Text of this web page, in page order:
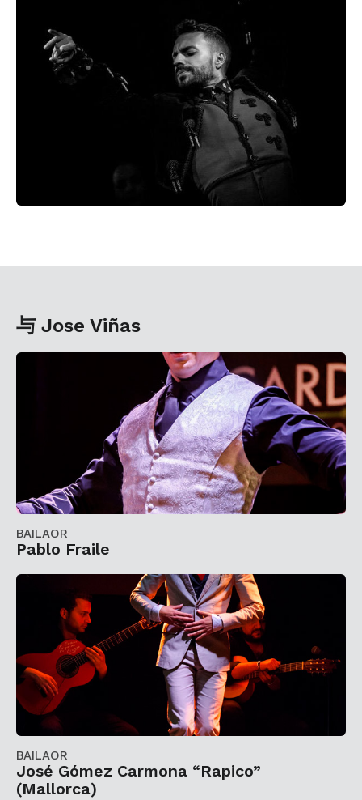
与 Jose Viñas
BAILAOR
Pablo Fraile
BAILAOR
José Gómez Carmona “Rapico”
(Mallorca)